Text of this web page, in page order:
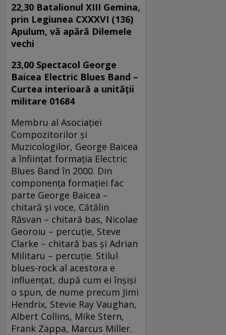
22,30 Batalionul XIII Gemina,
prin Legiunea CXXXVI (136)
Apulum, vă apără Dilemele
vechi
23,00 Spectacol George
Baicea Electric Blues Band –
Curtea interioară a unității
militare 01684
Membru al Asociației
Compozitorilor și
Muzicologilor, George Baicea
a înființat formația Electric
Blues Band în 2000. Din
componența formației fac
parte George Baicea –
chitară și voce, Cătălin
Răsvan – chitară bas, Nicolae
Georoiu – percuție, Steve
Clarke – chitară bas și Adrian
Militaru – percuție. Stilul
blues-rock al acestora e
influențat, după cum ei înșiși
o spun, de nume precum Jimi
Hendrix, Stevie Ray Vaughan,
Albert Collins, Mike Stern,
Frank Zappa, Marcus Miller.